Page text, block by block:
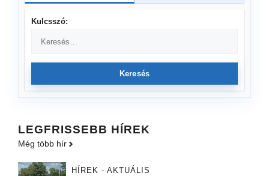
Kulcsszó:
Keresés
LEGFRISSEBB HÍREK
Még több hír
HÍREK - AKTUÁLIS